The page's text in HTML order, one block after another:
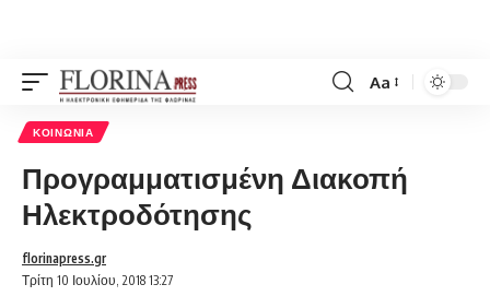
Font
Aa
ΚΟΙΝΩΝΊΑ
Προγραμματισμένη Διακοπή
Ηλεκτροδότησης
Τρίτη 10 Ιουλίου, 2018 13:27
florinapress.gr